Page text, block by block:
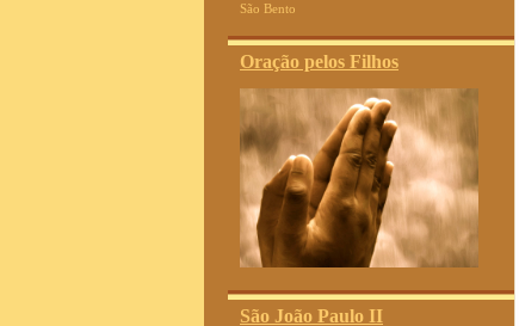
São Bento
Oração pelos Filhos
São João Paulo II